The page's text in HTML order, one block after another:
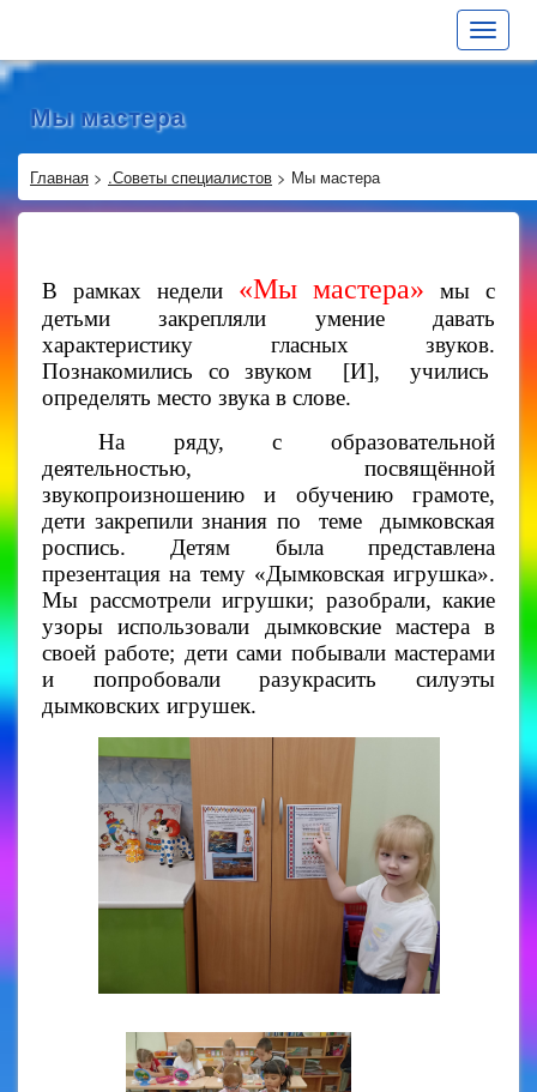
Toggle
Мы мастера
Главная > .Советы специалистов > Мы мастера
В рамках недели «Мы мастера»
мы с
детьми закрепляли умение давать
характеристику гласных звуков.
Познакомились со звуком [И], учились
определять место звука в слове.
На ряду, с образовательной
деятельностью, посвящённой
звукопроизношению и обучению грамоте,
дети закрепили знания по теме дымковская
роспись. Детям была представлена
презентация на тему «Дымковская игрушка».
Мы рассмотрели игрушки; разобрали, какие
узоры использовали дымковские мастера в
своей работе; дети сами побывали мастерами
и попробовали разукрасить силуэты
дымковских игрушек.